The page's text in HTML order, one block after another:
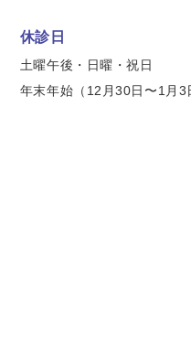
休診日
土曜午後・日曜・祝日
年末年始（12月30日〜1月3